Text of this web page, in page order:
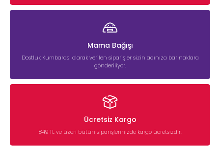
Mama Bağışı
Dostluk Kumbarası olarak verilen siparişler sizin adınıza barınaklara
gönderiliyor.
Ücretsiz Kargo
849 TL ve üzeri bütün siparişlerinizde kargo ücretsizdir.